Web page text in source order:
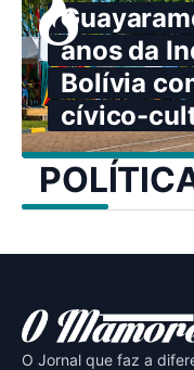
anos da
Bolívia
cívico-
O Jornal que faz a